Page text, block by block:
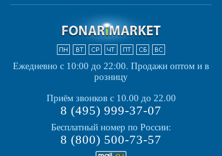
Ежедневно с 10:00 до 22:00. Продажи оптом и в
розницу
Приём звонков с 10.00 до 22.00
8 (495) 999-37-07
Бесплатный номер по России:
8 (800) 500-73-57